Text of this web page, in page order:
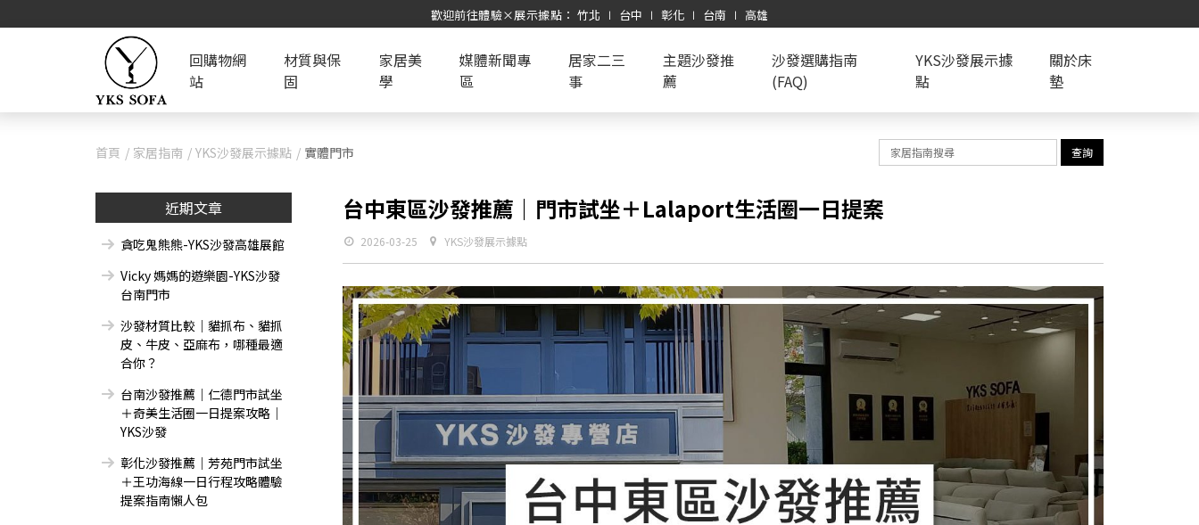
歡迎前往體驗×展示據點： 竹北 ∣ 台中 ∣ 彰化 ∣ 台南 ∣ 高雄
回購物網
站
材質與保
固
家居美
學
媒體新聞專
區
居家二三
事
主題沙發推
薦
沙發選購指南
(FAQ)
YKS沙發展示據
點
關於床
墊
首頁 家居指南 YKS沙發展示據點 實體門市 查詢
近期文章
貪吃鬼熊熊-YKS沙發高雄展館
Vicky 媽媽的遊樂園-YKS沙發
台南門市
沙發材質比較｜貓抓布、貓抓
皮、牛皮、亞麻布，哪種最適
合你？
台南沙發推薦｜仁德門市試坐
＋奇美生活圈一日提案攻略｜
YKS沙發
彰化沙發推薦｜芳苑門市試坐
＋王功海線一日行程攻略體驗
提案指南懶人包
台中東區沙發推薦｜門市試坐＋Lalaport生活圈一日提案
2026-03-25 YKS沙發展示據點